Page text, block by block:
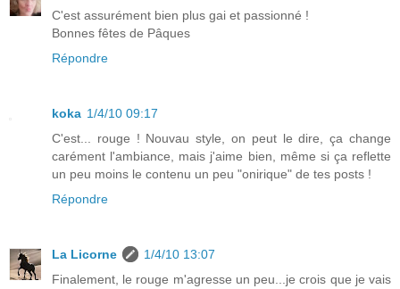
C'est assurément bien plus gai et passionné !
Bonnes fêtes de Pâques
Répondre
koka 1/4/10 09:17
C'est... rouge ! Nouvau style, on peut le dire, ça change
carément l'ambiance, mais j'aime bien, même si ça reflette
un peu moins le contenu un peu "onirique" de tes posts !
Répondre
La Licorne
1/4/10 13:07
Finalement, le rouge m'agresse un peu...je crois que je vais